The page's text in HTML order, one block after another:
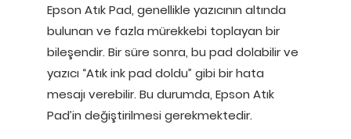
Epson Atık Pad, genellikle yazıcının altında
bulunan ve fazla mürekkebi toplayan bir
bileşendir. Bir süre sonra, bu pad dolabilir ve
yazıcı “Atık ink pad doldu” gibi bir hata
mesajı verebilir. Bu durumda, Epson Atık
Pad’in değiştirilmesi gerekmektedir.